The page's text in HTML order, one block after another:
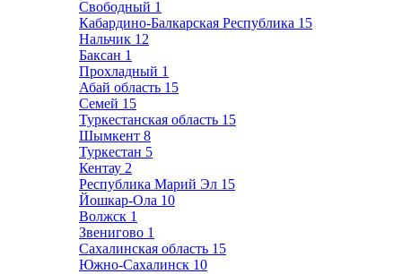
Свободный 1
Кабардино-Балкарская Республика 15
Нальчик 12
Баксан 1
Прохладный 1
Абай область 15
Семей 15
Туркестанская область 15
Шымкент 8
Туркестан 5
Кентау 2
Республика Марий Эл 15
Йошкар-Ола 10
Волжск 1
Звенигово 1
Сахалинская область 15
Южно-Сахалинск 10